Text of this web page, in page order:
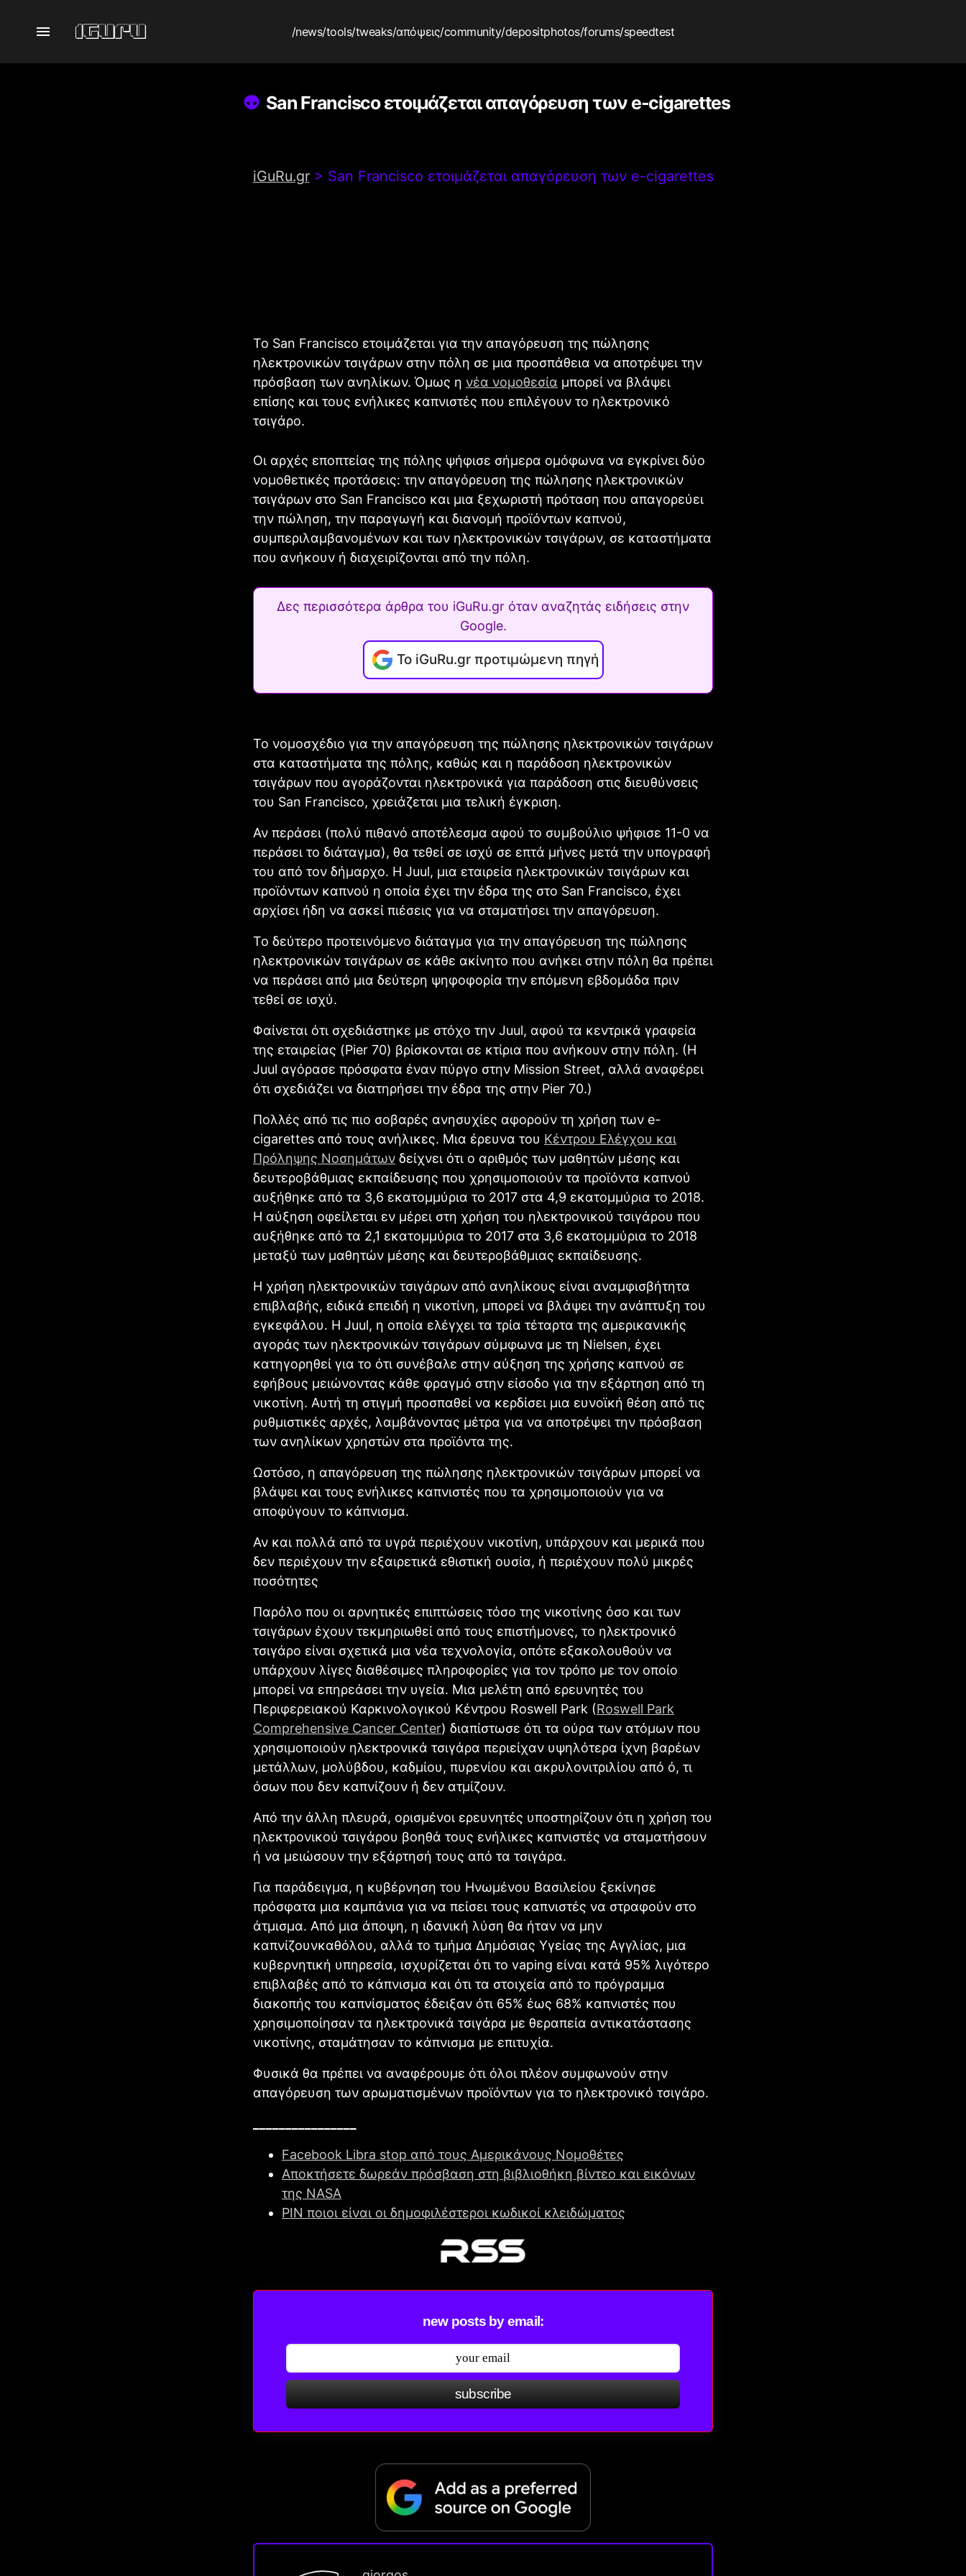
/news/tools/tweaks/απόψεις/community/depositphotos/forums/speedtest
San Francisco ετοιμάζεται απαγόρευση των e-cigarettes
iGuRu.gr> San Francisco ετοιμάζεται απαγόρευση των e-cigarettes
Το San Francisco ετοιμάζεται για την απαγόρευση της πώλησης
ηλεκτρονικών τσιγάρων στην πόλη σε μια προσπάθεια να αποτρέψει την
πρόσβαση των ανηλίκων. Όμως η νέα νομοθεσία μπορεί να βλάψει
επίσης και τους ενήλικες καπνιστές που επιλέγουν το ηλεκτρονικό
τσιγάρο.
Οι αρχές εποπτείας της πόλης ψήφισε σήμερα ομόφωνα να εγκρίνει δύο
νομοθετικές προτάσεις: την απαγόρευση της πώλησης ηλεκτρονικών
τσιγάρων στο San Francisco και μια ξεχωριστή πρόταση που απαγορεύει
την πώληση, την παραγωγή και διανομή προϊόντων καπνού,
συμπεριλαμβανομένων και των ηλεκτρονικών τσιγάρων, σε καταστήματα
που ανήκουν ή διαχειρίζονται από την πόλη.
Δες περισσότερα άρθρα του iGuRu.gr όταν αναζητάς ειδήσεις στην
Google.
Το iGuRu.gr προτιμώμενη πηγή
Το νομοσχέδιο για την απαγόρευση της πώλησης ηλεκτρονικών τσιγάρων
στα καταστήματα της πόλης, καθώς και η παράδοση ηλεκτρονικών
τσιγάρων που αγοράζονται ηλεκτρονικά για παράδοση στις διευθύνσεις
του San Francisco, χρειάζεται μια τελική έγκριση.
Αν περάσει (πολύ πιθανό αποτέλεσμα αφού το συμβούλιο ψήφισε 11-0 να
περάσει το διάταγμα), θα τεθεί σε ισχύ σε επτά μήνες μετά την υπογραφή
του από τον δήμαρχο. Η Juul, μια εταιρεία ηλεκτρονικών τσιγάρων και
προϊόντων καπνού η οποία έχει την έδρα της στο San Francisco, έχει
αρχίσει ήδη να ασκεί πιέσεις για να σταματήσει την απαγόρευση.
Το δεύτερο προτεινόμενο διάταγμα για την απαγόρευση της πώλησης
ηλεκτρονικών τσιγάρων σε κάθε ακίνητο που ανήκει στην πόλη θα πρέπει
να περάσει από μια δεύτερη ψηφοφορία την επόμενη εβδομάδα πριν
τεθεί σε ισχύ.
Φαίνεται ότι σχεδιάστηκε με στόχο την Juul, αφού τα κεντρικά γραφεία
της εταιρείας (Pier 70) βρίσκονται σε κτίρια που ανήκουν στην πόλη. (Η
Juul αγόρασε πρόσφατα έναν πύργο στην Mission Street, αλλά αναφέρει
ότι σχεδιάζει να διατηρήσει την έδρα της στην Pier 70.)
Πολλές από τις πιο σοβαρές ανησυχίες αφορούν τη χρήση των e-
cigarettes από τους ανήλικες. Μια έρευνα του Κέντρου Ελέγχου και
Πρόληψης Νοσημάτων δείχνει ότι ο αριθμός των μαθητών μέσης και
δευτεροβάθμιας εκπαίδευσης που χρησιμοποιούν τα προϊόντα καπνού
αυξήθηκε από τα 3,6 εκατομμύρια το 2017 στα 4,9 εκατομμύρια το 2018.
Η αύξηση οφείλεται εν μέρει στη χρήση του ηλεκτρονικού τσιγάρου που
αυξήθηκε από τα 2,1 εκατομμύρια το 2017 στα 3,6 εκατομμύρια το 2018
μεταξύ των μαθητών μέσης και δευτεροβάθμιας εκπαίδευσης.
Η χρήση ηλεκτρονικών τσιγάρων από ανηλίκους είναι αναμφισβήτητα
επιβλαβής, ειδικά επειδή η νικοτίνη, μπορεί να βλάψει την ανάπτυξη του
εγκεφάλου. Η Juul, η οποία ελέγχει τα τρία τέταρτα της αμερικανικής
αγοράς των ηλεκτρονικών τσιγάρων σύμφωνα με τη Nielsen, έχει
κατηγορηθεί για το ότι συνέβαλε στην αύξηση της χρήσης καπνού σε
εφήβους μειώνοντας κάθε φραγμό στην είσοδο για την εξάρτηση από τη
νικοτίνη. Αυτή τη στιγμή προσπαθεί να κερδίσει μια ευνοϊκή θέση από τις
ρυθμιστικές αρχές, λαμβάνοντας μέτρα για να αποτρέψει την πρόσβαση
των ανηλίκων χρηστών στα προϊόντα της.
Ωστόσο, η απαγόρευση της πώλησης ηλεκτρονικών τσιγάρων μπορεί να
βλάψει και τους ενήλικες καπνιστές που τα χρησιμοποιούν για να
αποφύγουν το κάπνισμα.
Αν και πολλά από τα υγρά περιέχουν νικοτίνη, υπάρχουν και μερικά που
δεν περιέχουν την εξαιρετικά εθιστική ουσία, ή περιέχουν πολύ μικρές
ποσότητες
Παρόλο που οι αρνητικές επιπτώσεις τόσο της νικοτίνης όσο και των
τσιγάρων έχουν τεκμηριωθεί από τους επιστήμονες, το ηλεκτρονικό
τσιγάρο είναι σχετικά μια νέα τεχνολογία, οπότε εξακολουθούν να
υπάρχουν λίγες διαθέσιμες πληροφορίες για τον τρόπο με τον οποίο
μπορεί να επηρεάσει την υγεία. Μια μελέτη από ερευνητές του
Περιφερειακού Καρκινολογικού Κέντρου Roswell Park (Roswell Park
Comprehensive Cancer Center) διαπίστωσε ότι τα ούρα των ατόμων που
χρησιμοποιούν ηλεκτρονικά τσιγάρα περιείχαν υψηλότερα ίχνη βαρέων
μετάλλων, μολύβδου, καδμίου, πυρενίου και ακρυλονιτριλίου από ό, τι
όσων που δεν καπνίζουν ή δεν ατμίζουν.
Από την άλλη πλευρά, ορισμένοι ερευνητές υποστηρίζουν ότι η χρήση του
ηλεκτρονικού τσιγάρου βοηθά τους ενήλικες καπνιστές να σταματήσουν
ή να μειώσουν την εξάρτησή τους από τα τσιγάρα.
Για παράδειγμα, η κυβέρνηση του Ηνωμένου Βασιλείου ξεκίνησε
πρόσφατα μια καμπάνια για να πείσει τους καπνιστές να στραφούν στο
άτμισμα. Από μια άποψη, η ιδανική λύση θα ήταν να μην
καπνίζουνκαθόλου, αλλά το τμήμα Δημόσιας Υγείας της Αγγλίας, μια
κυβερνητική υπηρεσία, ισχυρίζεται ότι το vaping είναι κατά 95% λιγότερο
επιβλαβές από το κάπνισμα και ότι τα στοιχεία από το πρόγραμμα
διακοπής του καπνίσματος έδειξαν ότι 65% έως 68% καπνιστές που
χρησιμοποίησαν τα ηλεκτρονικά τσιγάρα με θεραπεία αντικατάστασης
νικοτίνης, σταμάτησαν το κάπνισμα με επιτυχία.
Φυσικά θα πρέπει να αναφέρουμε ότι όλοι πλέον συμφωνούν στην
απαγόρευση των αρωματισμένων προϊόντων για το ηλεκτρονικό τσιγάρο.
Facebook Libra stop από τους Αμερικάνους Νομοθέτες
Αποκτήσετε δωρεάν πρόσβαση στη βιβλιοθήκη βίντεο και εικόνων
της NASA
PIN ποιοι είναι οι δημοφιλέστεροι κωδικοί κλειδώματος
new posts by email:
subscribe